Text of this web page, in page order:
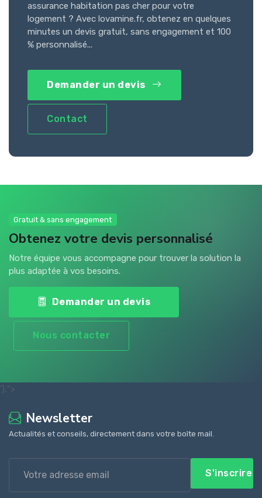
assurance habitation pas cher pour votre
logement ? Avec lovamine.fr, obtenez en quelques
minutes un devis gratuit, sans engagement et 100
% personnalisé...
Demander un devis
Contact
Gratuit & sans engagement
Obtenez votre devis personnalisé
Notre équipe vous accompagne pour trouver la solution la
plus adaptée à vos besoins.
Demander un devis
Nous contacter
');">
Newsletter
Actualités et conseils, directement dans votre boîte mail.
S'inscrire